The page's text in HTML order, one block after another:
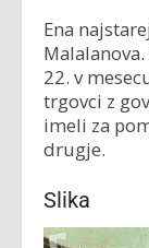
Ena
22. v
trgovci z
imeli za
drugje.
Slika